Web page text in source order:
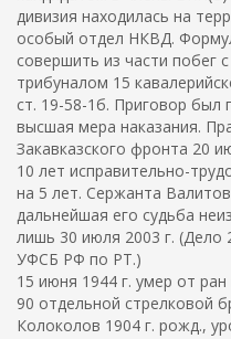
дивизия находилась на
особый отдел НКВД.
совершить из части побег
трибуналом 15
ст. 19-58-1б. Приговор был
высшая мера наказания.
Закавказского фронта 20
10 лет исправительно-
на 5 лет. Сержанта
дальнейшая его судьба
лишь 30 июля 2003 г. (Дело
УФСБ РФ по РТ.)
15 июня 1944 г. умер от
90 отдельной стрелковой
Колоколов 1904 г. рожд.,